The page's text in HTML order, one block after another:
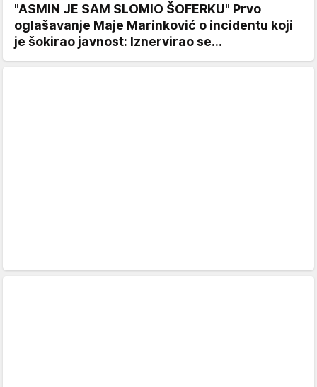
"ASMIN JE SAM SLOMIO ŠOFERKU" Prvo
oglašavanje Maje Marinković o incidentu koji
je šokirao javnost: Iznervirao se...